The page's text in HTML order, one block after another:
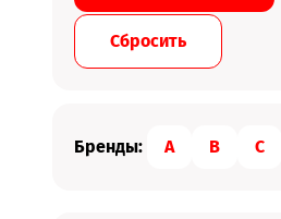
Cбросить
Бренды: A B C